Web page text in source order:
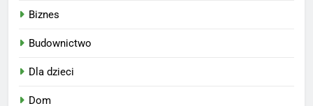
Biznes
Budownictwo
Dla dzieci
Dom